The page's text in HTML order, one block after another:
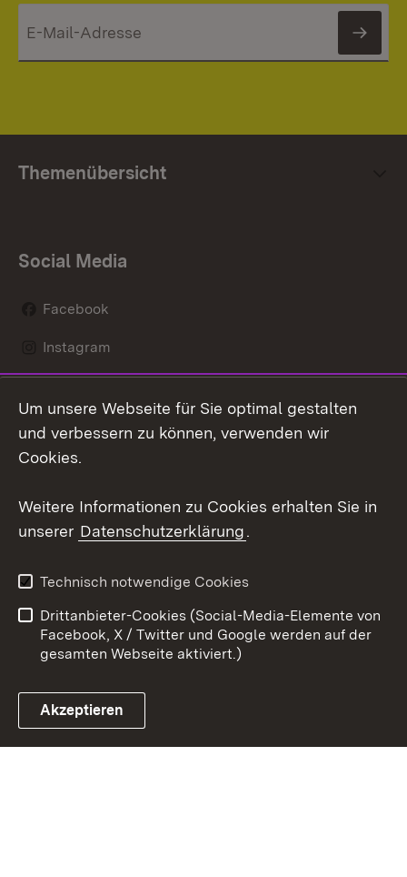
Themenübersicht
Social Media
Facebook
Instagram
Mastodon
Youtube
Link zum Landesportal
Kontakt
Datenschutz
Barrierefreiheit
Impressum Cookies
Um unsere Webseite für Sie optimal gestalten
und verbessern zu können, verwenden wir
Cookies.
Weitere Informationen zu Cookies erhalten Sie in
unserer Datenschutzerklärung.
Technisch notwendige Cookies
Drittanbieter-Cookies (Social-Media-Elemente von
Facebook, X / Twitter und Google werden auf der
gesamten Webseite aktiviert.)
Akzeptieren